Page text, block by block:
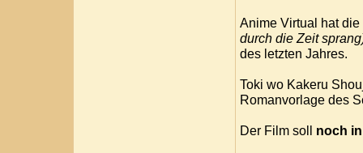
Anime Virtual hat
durch die Zeit
des letzten Jahres.
Toki wo Kakeru
Romanvorlage des
Der Film soll noch